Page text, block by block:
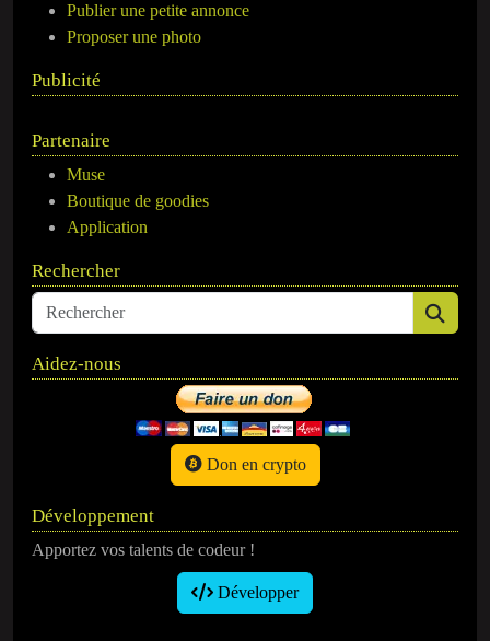
Publier une petite annonce
Proposer une photo
Publicité
Partenaire
Muse
Boutique de goodies
Application
Rechercher
Aidez-nous
Don en crypto
Développement
Apportez vos talents de codeur !
Développer